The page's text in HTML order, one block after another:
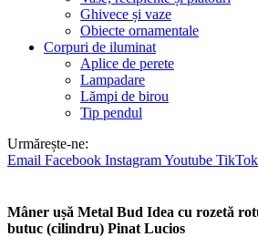
Ghivece și vaze
Obiecte ornamentale
Corpuri de iluminat
Aplice de perete
Lampadare
Lămpi de birou
Tip pendul
Urmărește-ne:
Email Facebook InstagramYoutube TikTok
Mâner ușă Metal Bud Idea cu rozetă
butuc (cilindru) Pinat Lucios